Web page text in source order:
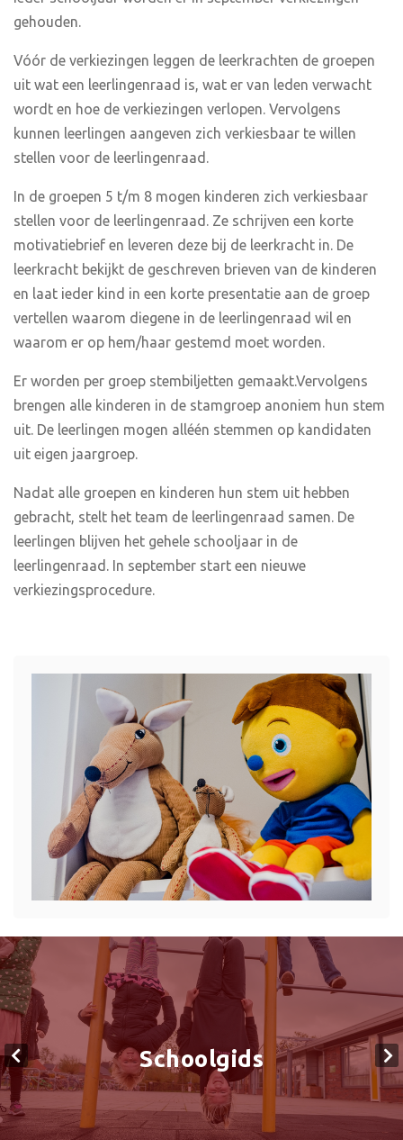
gehouden.
Vóór de verkiezingen leggen de leerkrachten de groepen
uit wat een leerlingenraad is, wat er van leden verwacht
wordt en hoe de verkiezingen verlopen. Vervolgens
kunnen leerlingen aangeven zich verkiesbaar te willen
stellen voor de leerlingenraad.
In de groepen 5 t/m 8 mogen kinderen zich verkiesbaar
stellen voor de leerlingenraad. Ze schrijven een korte
motivatiebrief en leveren deze bij de leerkracht in. De
leerkracht bekijkt de geschreven brieven van de kinderen
en laat ieder kind in een korte presentatie aan de groep
vertellen waarom diegene in de leerlingenraad wil en
waarom er op hem/haar gestemd moet worden.
Er worden per groep stembiljetten gemaakt.Vervolgens
brengen alle kinderen in de stamgroep anoniem hun stem
uit. De leerlingen mogen alléén stemmen op kandidaten
uit eigen jaargroep.
Nadat alle groepen en kinderen hun stem uit hebben
gebracht, stelt het team de leerlingenraad samen. De
leerlingen blijven het gehele schooljaar in de
leerlingenraad. In september start een nieuwe
verkiezingsprocedure.
Schoolgids